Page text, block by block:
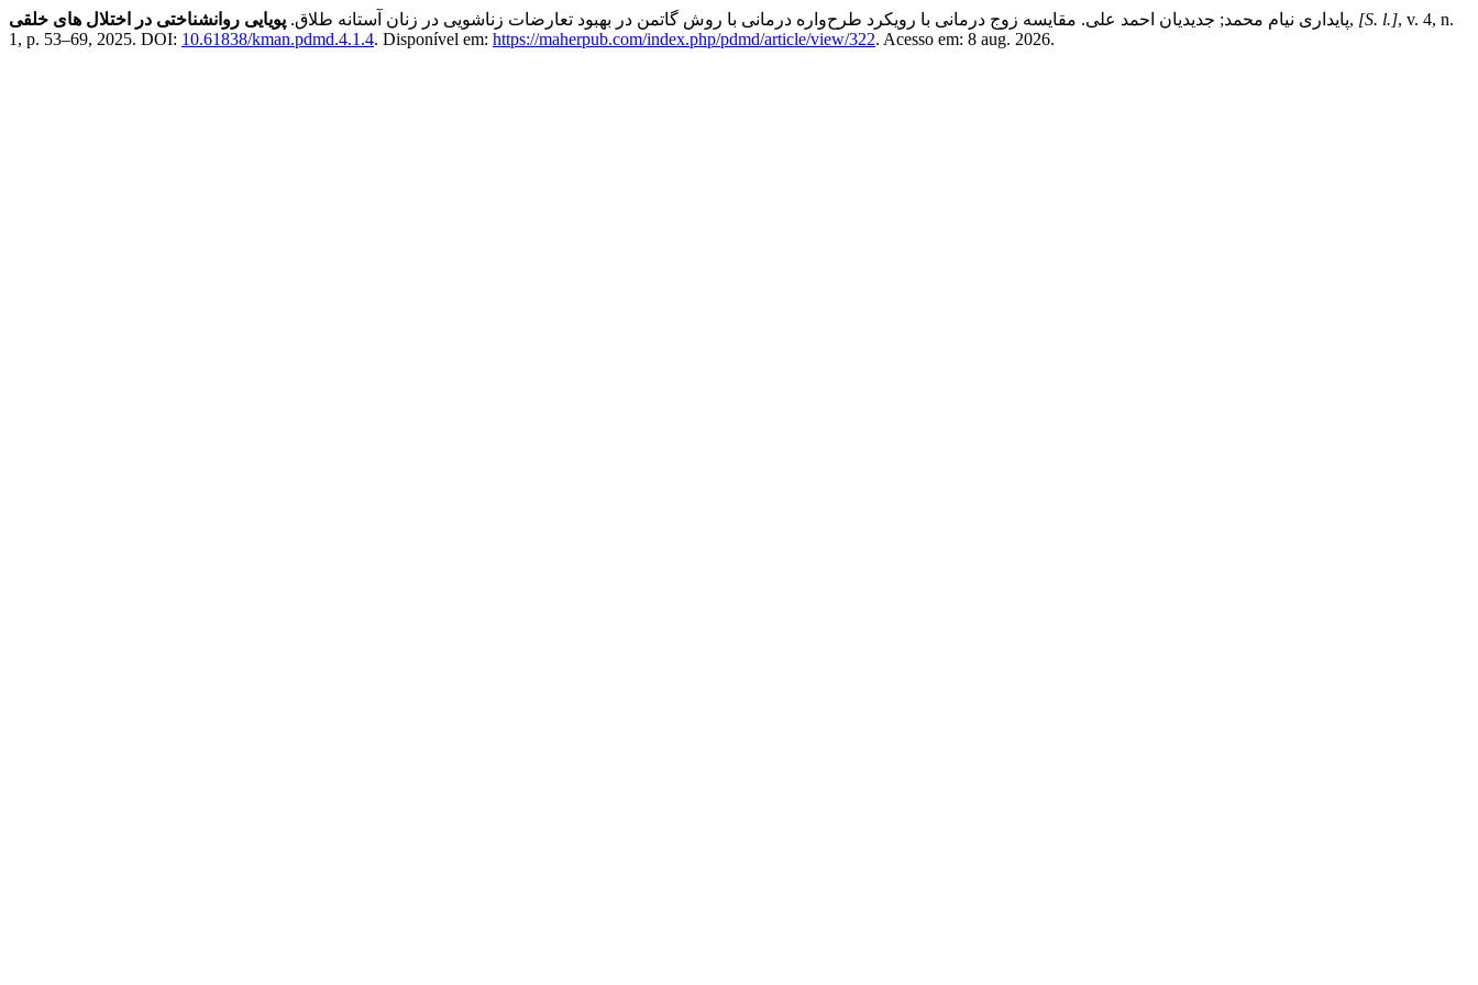
پایداری نیام محمد; جدیدیان احمد علی. مقایسه زوج درمانی با رویکرد طرح‌واره درمانی با روش گاتمن در بهبود تعارضات زناشویی در زنان آستانه طلاق. پویایی روانشناختی در اختلال های خلقی , [S. l.], v. 4, n.
1, p. 53–69, 2025. DOI: 10.61838/kman.pdmd.4.1.4. Disponível em: https://maherpub.com/index.php/pdmd/article/view/322. Acesso em: 8 aug. 2026.